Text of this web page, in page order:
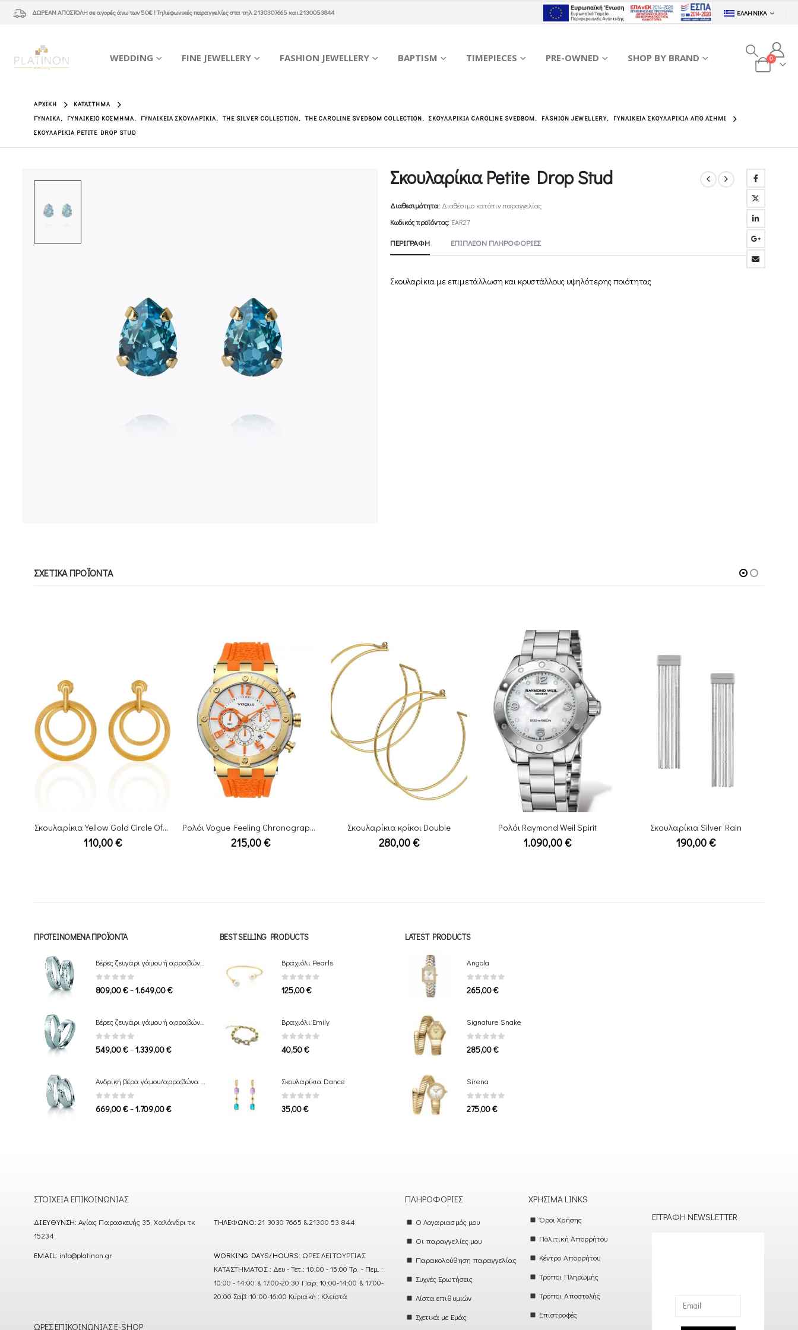
ΔΩΡΕΑΝ ΑΠΟΣΤΟΛΗσε αγορές άνω των 50€ ! Τηλεφωνικές παραγγελίες στα τηλ2130307665 και2130053844 ΕΛΛΗΝΙΚΆ
WEDDING FINE JEWELLERY FASHION JEWELLERY BAPTISM TIMEPIECES PRE-OWNED SHOP BY BRAND 0
ΑΡΧΙΚΉ
ΚΑΤΆΣΤΗΜΑ
ΓΥΝΑΊΚΑ, ΓΥΝΑΙΚΕΊΟ ΚΌΣΜΗΜΑ, ΓΥΝΑΙΚΕΊΑ ΣΚΟΥΛΑΡΊΚΙΑ, THE SILVER COLLECTION, THE CAROLINE SVEDBOM COLLECTION, ΣΚΟΥΛΑΡΊΚΙΑ CAROLINE SVEDBOM, FASHION JEWELLERY,
ΓΥΝΑΙΚΕΊΑ ΣΚΟΥΛΑΡΊΚΙΑ ΑΠΌ ΑΣΉΜΙ
ΣΚΟΥΛΑΡΊΚΙΑ PETITE DROP STUD
Σκουλαρίκια Petite Drop Stud
Διαθεσιμότητα: Διαθέσιμο κατόπιν παραγγελίας
Κωδικός προϊόντος: ΕAR27
ΠΕΡΙΓΡΑΦΉ ΕΠΙΠΛΈΟΝ ΠΛΗΡΟΦΟΡΊΕΣ
Σκουλαρίκια με επιμετάλλωση και κρυστάλλους υψηλότερης ποιότητας
ΣΧΕΤΙΚΆ ΠΡΟΪΌΝΤΑ
Ρολόι Vogue Feeling Chronograph Χρυσό orange Rubber Strap
215,00€
Σκουλαρίκια κρίκοι Double
280,00€
Ρολόι Raymond Weil Spirit
1.090,00€
Σκουλαρίκια Silver Rain
190,00€ 135,00€
ΠΡΟΤΕΙΝΌΜΕΝΑ ΠΡΟΪΌΝΤΑ
0out of 5
809,00€ – 1.649,00€Price
through
0 out of 5
549,00€ – 1.339,00€Price
through
0 out of 5
669,00€ – 1.709,00€Price
BEST SELLING PRODUCTS
Βραχιόλι Pearls
0out of 5
125,00€
Bραχιόλι Emily
0out of 5
40,50€
Σκουλαρίκια Dance
0out of 5
35,00€
LATEST PRODUCTS
Angola
0 out of 5
265,00€
Signature Snake
0out of 5
285,00€
Sirena
0out of 5
275,00€
ΣΤΟΙΧΕΊΑ ΕΠΙΚΟΙΝΩΝΊΑΣ
ΔΙΕΎΘΥΝΣΗ: Αγίας Παρασκευής 35, Χαλάνδρι τκ
15234
ΤΗΛΈΦΩΝΟ: 21 3030 7665 & 21300 53 844
EMAIL: info@platinon.gr WORKING DAYS/HOURS: ΩΡΕΣ ΛΕΙΤΟΥΡΓΙΑΣ
ΚΑΤΑΣΤΗΜΑΤΟΣ : Δευ - Τετ.: 10:00 - 15:00 Τρ. - Πεμ. :
10:00 - 14:00 & 17:00-20:30 Παρ: 10:00-14:00 & 17:00-
20:00 Σαβ: 10:00-16:00 Κυριακή : Κλειστά
ΏΡΕΣ ΕΠΙΚΟΙΝΩΝΊΑΣ E-SHOP
ΠΛΗΡΟΦΟΡΊΕΣ
Ο Λογαριασμός μου
Οι παραγγελίες μου
Παρακολούθηση παραγγελίας
Συχνές Ερωτήσεις
Λίστα επιθυμιών
Σχετικά με Εμάς
ΧΡΉΣΙΜΑ LINKS
Όροι Χρήσης
Πολιτική Απορρήτου
Κέντρο Απορρήτου
Τρόποι Πληρωμής
Τρόποι Αποστολής
Επιστροφές
ΕΓΓΡΑΦΉ NEWSLETTER